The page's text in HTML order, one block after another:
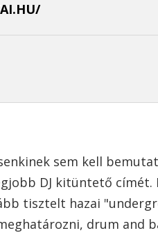
sem kell
DJ kitüntető
tisztelt hazai
drum and